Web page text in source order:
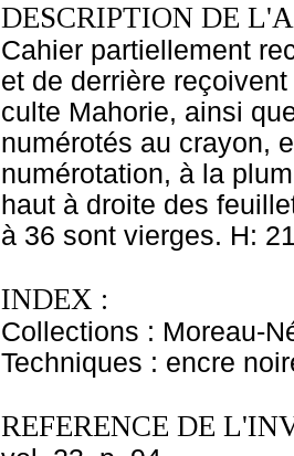
DESCRIPTION DE
Cahier partiellement
et de derrière
culte Mahorie, ainsi
numérotés au crayon,
numérotation, à la
haut à droite des
à 36 sont vierges. H:
INDEX :
Collections : Moreau-
Techniques : encre
REFERENCE DE